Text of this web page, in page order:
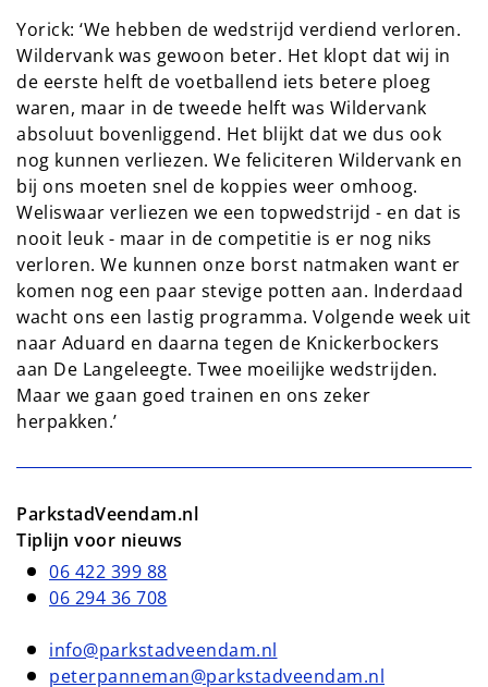
Yorick: ‘We hebben de wedstrijd verdiend verloren.
Wildervank was gewoon beter. Het klopt dat wij in
de eerste helft de voetballend iets betere ploeg
waren, maar in de tweede helft was Wildervank
absoluut bovenliggend. Het blijkt dat we dus ook
nog kunnen verliezen. We feliciteren Wildervank en
bij ons moeten snel de koppies weer omhoog.
Weliswaar verliezen we een topwedstrijd - en dat is
nooit leuk - maar in de competitie is er nog niks
verloren. We kunnen onze borst natmaken want er
komen nog een paar stevige potten aan. Inderdaad
wacht ons een lastig programma. Volgende week uit
naar Aduard en daarna tegen de Knickerbockers
aan De Langeleegte. Twee moeilijke wedstrijden.
Maar we gaan goed trainen en ons zeker
herpakken.’
ParkstadVeendam.nl
Tiplijn voor nieuws
06 422 399 88
06 294 36 708
info@parkstadveendam.nl
peterpanneman@parkstadveendam.nl